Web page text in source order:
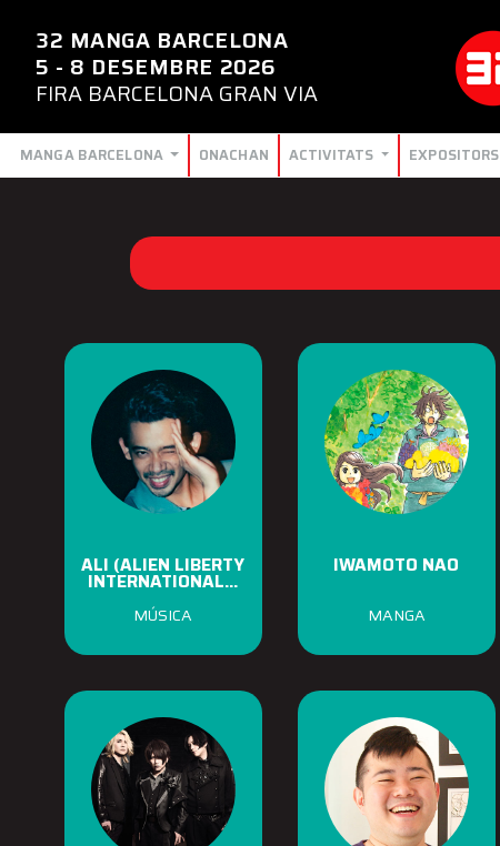
32 MANGA BARCELONA
5 - 8 DESEMBRE 2026
FIRA BARCELONA GRAN VIA
MANGA BARCELONA ONACHAN ACTIVITATS EXPOSITORS
ALI (ALIEN LIBERTY
INTERNATIONAL...
MÚSICA
IWAMOTO NAO
MANGA